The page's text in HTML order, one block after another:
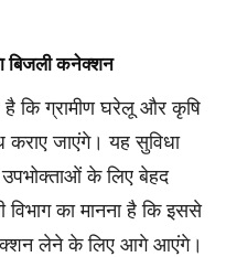
बिजली कनेक्शन
कि ग्रामीण घरेलू और कृषि
जाएंगे। यह सुविधा
के लिए बेहद
का मानना है कि इससे
लेने के लिए आगे आएंगे।